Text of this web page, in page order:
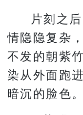
片刻之
情隐隐复杂
不发的朝紫
染从外面跑
暗沉的脸色。